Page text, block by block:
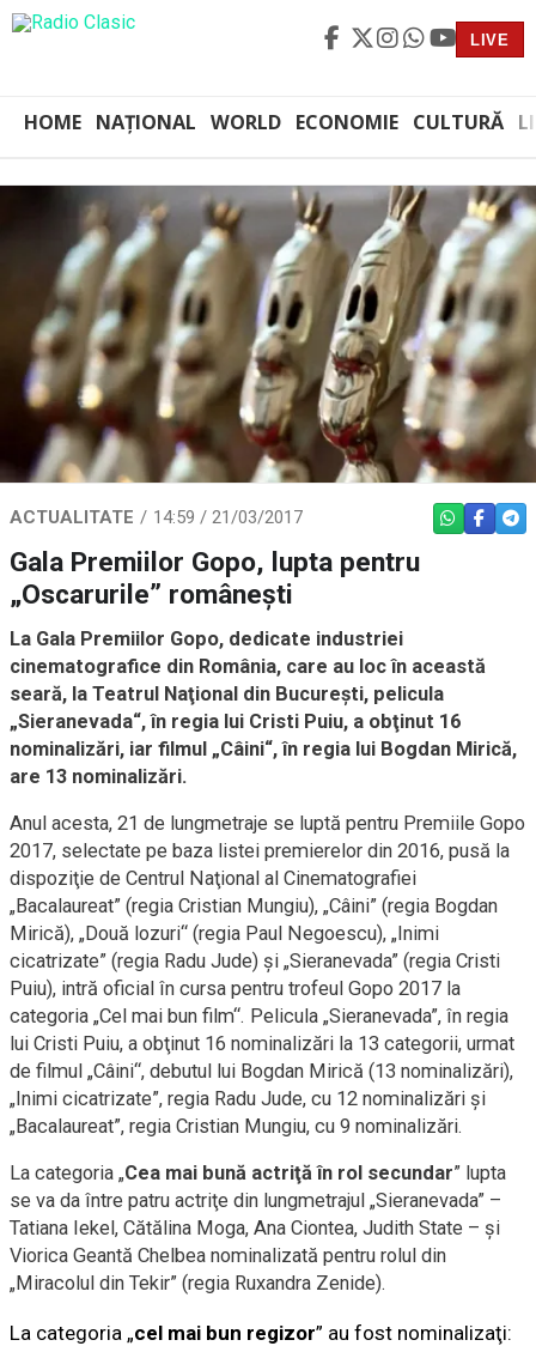
LIVE
HOME NAȚIONAL WORLD ECONOMIE CULTURĂ
ACTUALITATE 14:59 / 21/03/2017 WHATSAPP
Gala Premiilor Gopo, lupta pentru
„Oscarurile” româneşti
La Gala Premiilor Gopo, dedicate industriei
cinematografice din România, care au loc în această
seară, la Teatrul Naţional din Bucureşti, pelicula
„Sieranevada“, în regia lui Cristi Puiu, a obţinut 16
nominalizări, iar filmul „Câini“, în regia lui Bogdan Mirică,
are 13 nominalizări.
Anul acesta, 21 de lungmetraje se luptă pentru Premiile Gopo
2017, selectate pe baza listei premierelor din 2016, pusă la
dispoziţie de Centrul Naţional al Cinematografiei
„Bacalaureat” (regia Cristian Mungiu), „Câini” (regia Bogdan
Mirică), „Două lozuri“ (regia Paul Negoescu), „Inimi
cicatrizate” (regia Radu Jude) şi „Sieranevada” (regia Cristi
Puiu), intră oficial în cursa pentru trofeul Gopo 2017 la
categoria „Cel mai bun film“. Pelicula „Sieranevada”, în regia
lui Cristi Puiu, a obţinut 16 nominalizări la 13 categorii, urmat
de filmul „Câini“, debutul lui Bogdan Mirică (13 nominalizări),
„Inimi cicatrizate”, regia Radu Jude, cu 12 nominalizări şi
„Bacalaureat”, regia Cristian Mungiu, cu 9 nominalizări.
La categoria „Cea mai bună actriţă în rol secundar” lupta
se va da între patru actriţe din lungmetrajul „Sieranevada” –
Tatiana Iekel, Cătălina Moga, Ana Ciontea, Judith State – şi
Viorica Geantă Chelbea nominalizată pentru rolul din
„Miracolul din Tekir” (regia Ruxandra Zenide).
La categoria „cel mai bun regizor” au fost nominalizaţi: